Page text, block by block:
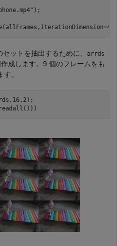
);
ットを抽出するために、 arrds
成します。9 個のフレームをも
。